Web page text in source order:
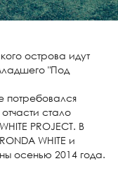
острова идут
"Под
потребовался
стало
PROJECT. В
WHITE и
осенью 2014 года.